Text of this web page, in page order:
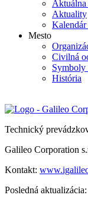
Aktuálna
Aktuality
Mesto
Civilná
Symboly
História
Technický
Galileo Corporation
Kontakt:
Posledná